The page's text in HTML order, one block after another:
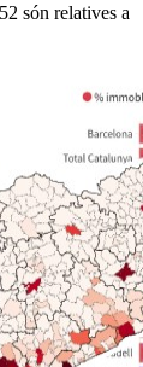
són relatives a